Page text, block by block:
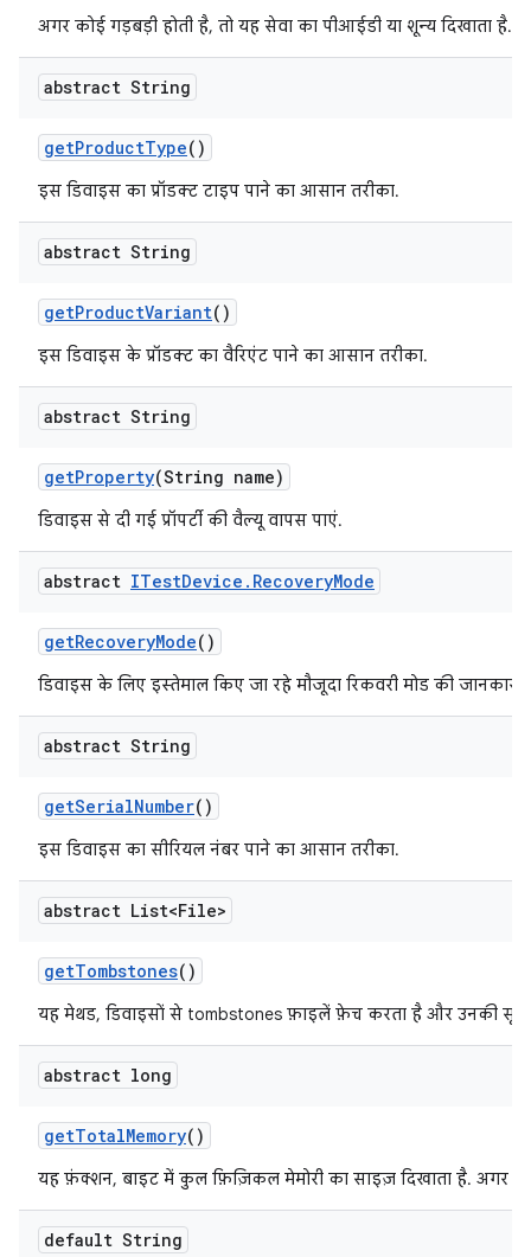
अगर कोई गड़बड़ी होती है, तो यह सेवा का पीआईडी या शून्य दिखाता है.
abstract String
getProductType()
इस डिवाइस का प्रॉडक्ट टाइप पाने का आसान तरीका.
abstract String
getProductVariant()
इस डिवाइस के प्रॉडक्ट का वैरिएंट पाने का आसान तरीका.
abstract String
getProperty(String name)
डिवाइस से दी गई प्रॉपर्टी की वैल्यू वापस पाएं.
abstract ITestDevice . RecoveryMode
getRecoveryMode()
डिवाइस के लिए इस्तेमाल किए जा रहे मौजूदा रिकवरी मोड की जानकारी
abstract String
getSerialNumber()
इस डिवाइस का सीरियल नंबर पाने का आसान तरीका.
abstract List<File>
getTombstones()
यह मेथड, डिवाइसों से tombstones फ़ाइलें फ़ेच करता है और उनकी सूची
abstract long
getTotalMemory()
यह फ़ंक्शन, बाइट में कुल फ़िज़िकल मेमोरी का साइज़ दिखाता है. अगर
default String